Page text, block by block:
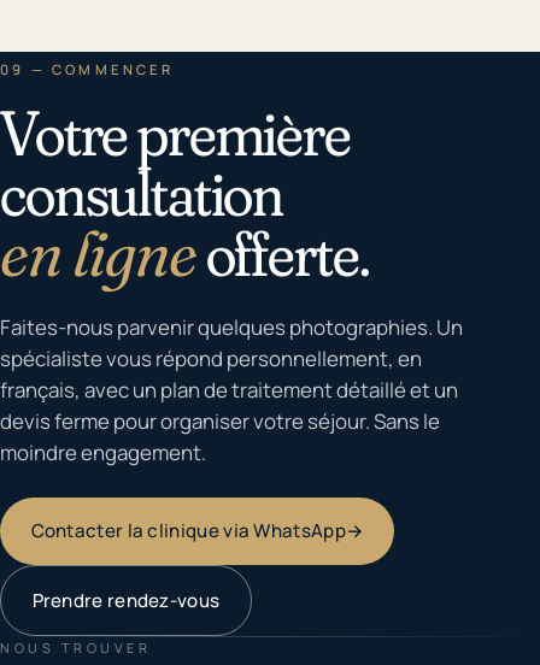
09 — COMMENCER
Votre première
consultation
en ligneofferte.
Faites-nous parvenir quelques photographies. Un
spécialiste vous répond personnellement, en
français, avec un plan de traitement détaillé et un
devis ferme pour organiser votre séjour. Sans le
moindre engagement.
Contacter la clinique via WhatsApp→
Prendre rendez-vous
NOUS TROUVER